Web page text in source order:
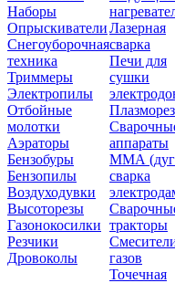
Наборы
Опрыскиватели
Снегоуборочная
техника
Триммеры
Электропилы
Отбойные
молотки
Аэраторы
Бензобуры
Бензопилы
Воздуходувки
Высоторезы
Газонокосилки
Резчики
Дровоколы
Лазерная
сварка
Печи для
сушки
аппараты
ММА
сварка
тракторы
газов
Точечная